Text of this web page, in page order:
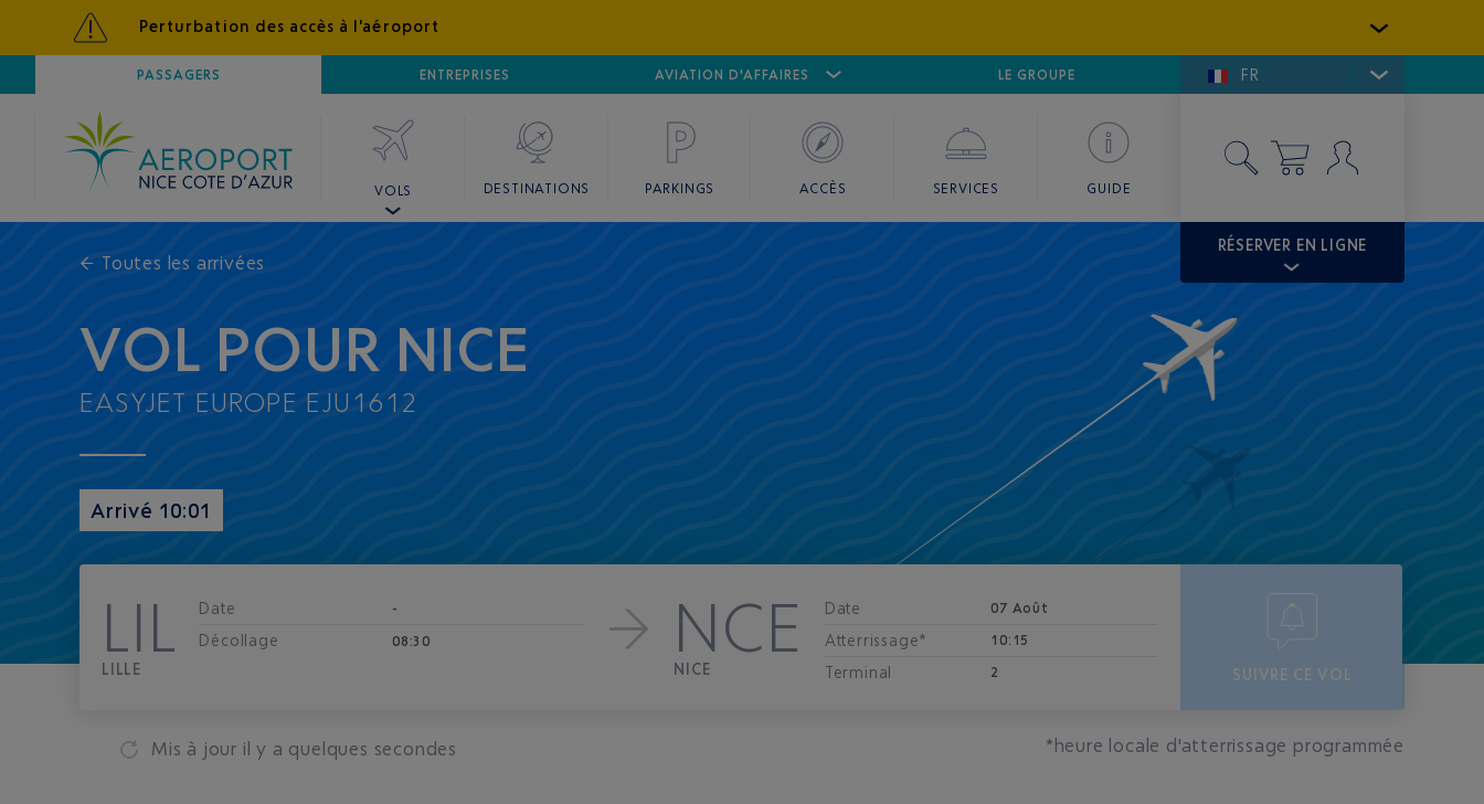
Perturbation des accès à l'aéroport
PASSAGERS ENTREPRISES AVIATION D'AFFAIRES
AÉROPORTNICE CÔTE D'AZUR AÉROPORT CANNES MANDELIEU GOLFE DE SAINT-TROPEZ
LE GROUPE FR
VOLS DESTINATIONS PARKINGS ACCÈS SERVICES GUIDE
RÉSERVER EN LIGNE
← Toutes les arrivées
VOL POUR NICE
EASYJET EUROPE EJU1612
Arrivé 10:01
LIL
LILLE
Date -
Décollage 08:30 NCE
NICE
Date 07 Août
Atterrissage* 10:15
Terminal 2 SUIVRE CE VOL
Mis à jour il y a quelques secondes *heure locale d'atterrissage programmée